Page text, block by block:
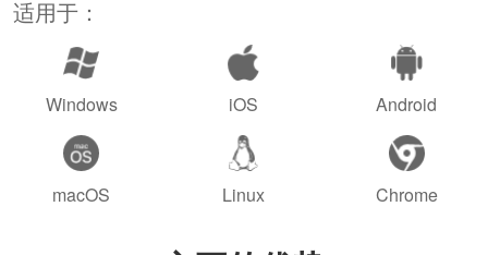
适用于：
Windows iOS Android
macOS Linux Chrome